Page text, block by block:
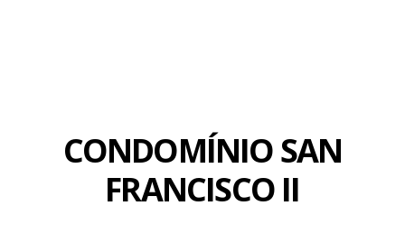
CONDOMÍNIO SAN
FRANCISCO II